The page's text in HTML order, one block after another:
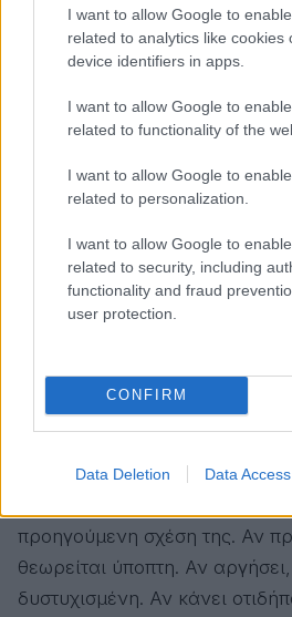
I want to allow Google to
related to analytics like cookies
device identifiers in apps.
I want to allow Google to
related to functionality of the
I want to allow Google to
related to personalization.
I want to allow Google to
related to security, including
functionality and fraud
user protection.
CONFIRM
Data Deletion Data Access
επιτραπεί να ξαναερωτευτεί,
παντρευτεί πάλι; Υπάρχει
αποκατασταθεί ξανά η
στεναχώριας για το χωρισμό;
VIRAL
Αθηνά
Δεν υπάρχει τίποτα από τα
γυναίκα οφείλει να
προηγούμενη σχέση της. Αν
θεωρείται ύποπτη. Αν
δυστυχισμένη. Αν κάνει